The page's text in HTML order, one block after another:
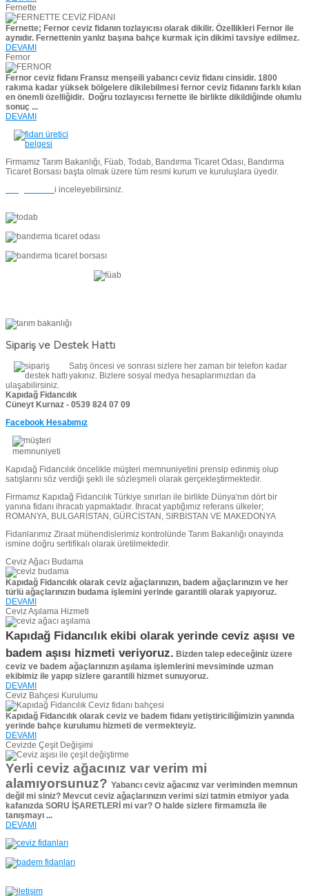
Fernette
Fernette; Fernor ceviz fidanın tozlayıcısı olarak dikilir. Özellikleri Fernor ile
aynıdır. Fernettenin yanlız başına bahçe kurmak için dikimi tavsiye edilmez.
DEVAMI
Fernor
Fernor ceviz fidanı Fransız menşeili yabancı ceviz fidanı cinsidir. 1800
rakıma kadar yüksek bölgelere dikilebilmesi fernor ceviz fidanını farklı kılan
en önemli özelliğidir. Doğru tozlayıcısı fernette ile birlikte dikildiğinde olumlu
sonuç ...
DEVAMI
Firmamız Tarım Bakanlığı, Füab, Todab, Bandırma Ticaret Odası, Bandırma
Ticaret Borsası başta olmak üzere tüm resmi kurum ve kuruluşlara üyedir.
i inceleyebilirsiniz.
Sipariş ve Destek Hattı
Satış öncesi ve sonrası sizlere her zaman bir telefon kadar
yakınız. Bizlere sosyal medya hesaplarımızdan da
ulaşabilirsiniz.
Kapıdağ Fidancılık
Cüneyt Kurnaz - 0539 824 07 09
Facebook Hesabımız
Kapıdağ Fidancılık öncelikle müşteri memnuniyetini prensip edinmiş olup
satışlarını söz verdiği şekli ile sözleşmeli olarak gerçekleştirmektedir.
Firmamız Kapıdağ Fidancılık Türkiye sınırları ile birlikte Dünya'nın dört bir
yanına fidanı ihracatı yapmaktadır. İhracat yaptığımız referans ülkeler;
ROMANYA, BULGARİSTAN, GÜRCİSTAN, SIRBİSTAN VE MAKEDONYA
Fidanlarımız Ziraat mühendislerimiz kontrolünde Tarım Bakanlığı onayında
ismine doğru sertifikalı olarak üretilmektedir.
Ceviz Ağacı Budama
Kapıdağ Fidancılık olarak ceviz ağaçlarınızın, badem ağaçlarınızın ve her
türlü ağaçlarınızın budama işlemini yerinde garantili olarak yapıyoruz.
DEVAMI
Ceviz Aşılama Hizmeti
Kapıdağ Fidancılık ekibi olarak yerinde ceviz aşısı ve
badem aşısı hizmeti veriyoruz. Bizden talep edeceğiniz üzere
ceviz ve badem ağaçlarınızın aşılama işlemlerini mevsiminde uzman
ekibimiz ile yapıp sizlere garantili hizmet sunuyoruz.
DEVAMI
Ceviz Bahçesi Kurulumu
Kapıdağ Fidancılık olarak ceviz ve badem fidanı yetiştiriciliğimizin yanında
yerinde bahçe kurulumu hizmeti de vermekteyiz.
DEVAMI
Cevizde Çeşit Değişimi
Yerli ceviz ağacınız var verim mi
alamıyorsunuz? Yabancı ceviz ağacınız var veriminden memnun
değil mi siniz? Mevcut ceviz ağaçlarınızın verimi sizi tatmin etmiyor yada
kafanızda SORU İŞARETLERİ mi var? O halde sizlere firmamızla ile
tanışmayı ...
DEVAMI